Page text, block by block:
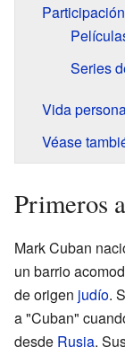
Series
Vida
Véase
Primeros
Mark Cuban
un barrio
de origen judío.
a "Cuban"
desde Rusia.